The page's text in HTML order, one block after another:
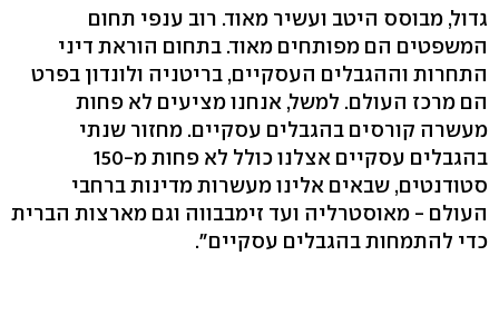
גדול, מבוסס היטב ועשיר מאוד. רוב ענפי תחום
המשפטים הם מפותחים מאוד. בתחום הוראת דיני
התחרות וההגבלים העסקיים, בריטניה ולונדון בפרט
הם מרכז העולם. למשל, אנחנו מציעים לא פחות
מעשרה קורסים בהגבלים עסקיים. מחזור שנתי
בהגבלים עסקיים אצלנו כולל לא פחות מ-150
סטודנטים, שבאים אלינו מעשרות מדינות ברחבי
העולם - מאוסטרליה ועד זימבבווה וגם מארצות הברית
כדי להתמחות בהגבלים עסקיים".